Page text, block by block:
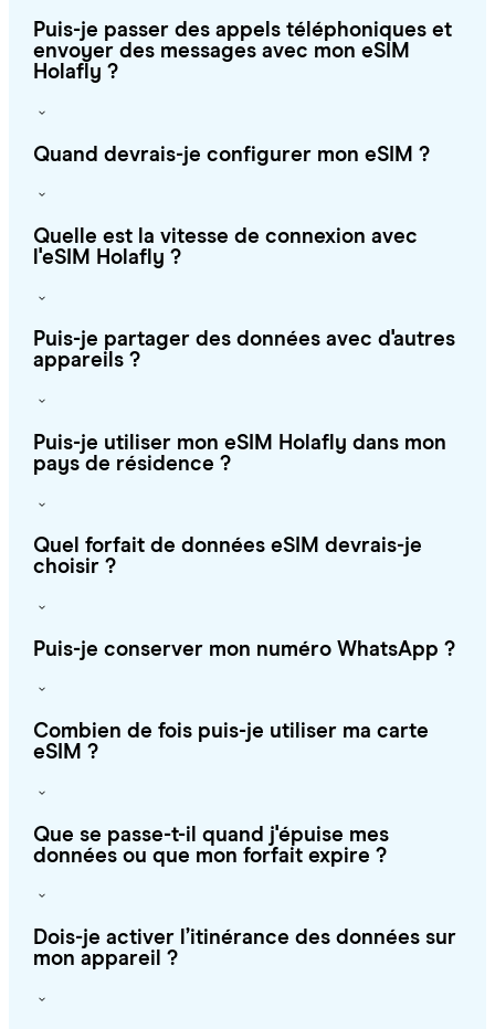
Puis-je passer des appels téléphoniques et
envoyer des messages avec mon eSIM
Holafly ?
Quand devrais-je configurer mon eSIM ?
Quelle est la vitesse de connexion avec
l'eSIM Holafly ?
Puis-je partager des données avec d'autres
appareils ?
Puis-je utiliser mon eSIM Holafly dans mon
pays de résidence ?
Quel forfait de données eSIM devrais-je
choisir ?
Puis-je conserver mon numéro WhatsApp ?
Combien de fois puis-je utiliser ma carte
eSIM ?
Que se passe-t-il quand j'épuise mes
données ou que mon forfait expire ?
Dois-je activer l’itinérance des données sur
mon appareil ?